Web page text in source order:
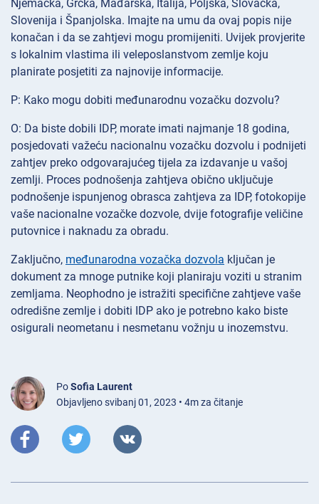
Njemačka, Grčka, Mađarska, Italija, Poljska, Slovačka,
Slovenija i Španjolska. Imajte na umu da ovaj popis nije
konačan i da se zahtjevi mogu promijeniti. Uvijek provjerite
s lokalnim vlastima ili veleposlanstvom zemlje koju
planirate posjetiti za najnovije informacije.
P: Kako mogu dobiti međunarodnu vozačku dozvolu?
O: Da biste dobili IDP, morate imati najmanje 18 godina,
posjedovati važeću nacionalnu vozačku dozvolu i podnijeti
zahtjev preko odgovarajućeg tijela za izdavanje u vašoj
zemlji. Proces podnošenja zahtjeva obično uključuje
podnošenje ispunjenog obrasca zahtjeva za IDP, fotokopije
vaše nacionalne vozačke dozvole, dvije fotografije veličine
putovnice i naknadu za obradu.
Zaključno, međunarodna vozačka dozvola ključan je
dokument za mnoge putnike koji planiraju voziti u stranim
zemljama. Neophodno je istražiti specifične zahtjeve vaše
odredišne zemlje i dobiti IDP ako je potrebno kako biste
osigurali neometanu i nesmetanu vožnju u inozemstvu.
PoSofia Laurent
Objavljeno svibanj 01, 2023 • 4m za čitanje